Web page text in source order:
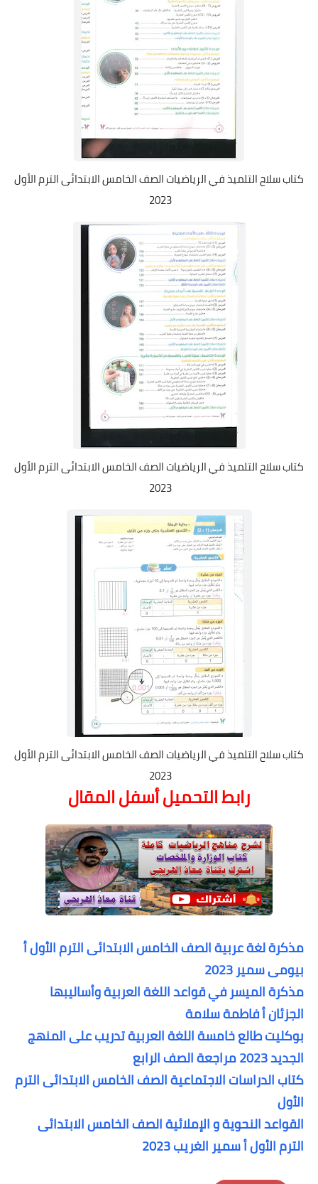
كتاب سلاح التلميذ في الرياضيات الصف الخامس الابتدائى الترم الأول
2023
كتاب سلاح التلميذ في الرياضيات الصف الخامس الابتدائى الترم الأول
2023
كتاب سلاح التلميذ في الرياضيات الصف الخامس الابتدائى الترم الأول
2023
رابط التحميل أسفل المقال
مذكرة لغة عربية الصف الخامس الابتدائى الترم الأول أ
بيومى سمير 2023
مذكرة الميسر في قواعد اللغة العربية وأساليبها
الجزئان أ فاطمة سلامة
بوكليت طالع خامسة اللغة العربية تدريب على المنهج
الجديد 2023 مراجعة الصف الرابع
كتاب الدراسات الاجتماعية الصف الخامس الابتدائى الترم
الأول
القواعد النحوية و الإملائية الصف الخامس الابتدائى
الترم الأول أ سمير الغريب 2023